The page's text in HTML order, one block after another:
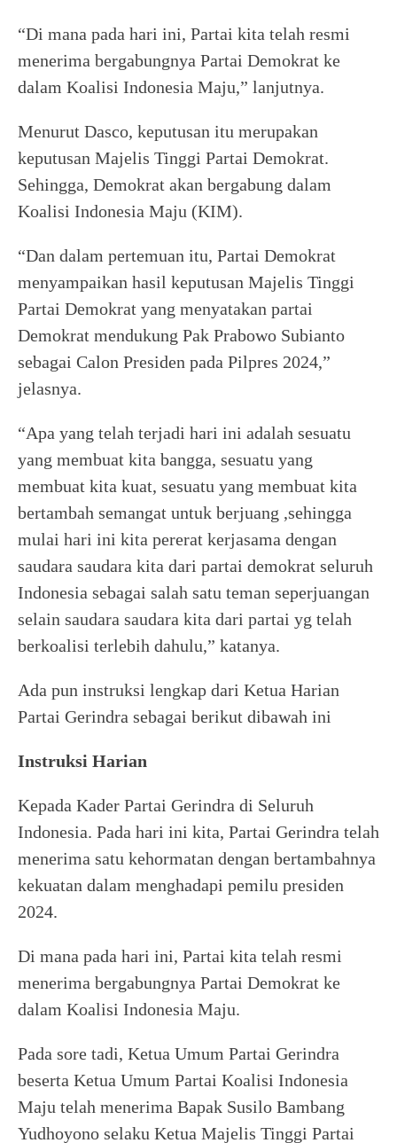
“Di mana pada hari ini, Partai kita telah resmi
menerima bergabungnya Partai Demokrat ke
dalam Koalisi Indonesia Maju,” lanjutnya.
Menurut Dasco, keputusan itu merupakan
keputusan Majelis Tinggi Partai Demokrat.
Sehingga, Demokrat akan bergabung dalam
Koalisi Indonesia Maju (KIM).
“Dan dalam pertemuan itu, Partai Demokrat
menyampaikan hasil keputusan Majelis Tinggi
Partai Demokrat yang menyatakan partai
Demokrat mendukung Pak Prabowo Subianto
sebagai Calon Presiden pada Pilpres 2024,”
jelasnya.
“Apa yang telah terjadi hari ini adalah sesuatu
yang membuat kita bangga, sesuatu yang
membuat kita kuat, sesuatu yang membuat kita
bertambah semangat untuk berjuang ,sehingga
mulai hari ini kita pererat kerjasama dengan
saudara saudara kita dari partai demokrat seluruh
Indonesia sebagai salah satu teman seperjuangan
selain saudara saudara kita dari partai yg telah
berkoalisi terlebih dahulu,” katanya.
Ada pun instruksi lengkap dari Ketua Harian
Partai Gerindra sebagai berikut dibawah ini
Instruksi Harian
Kepada Kader Partai Gerindra di Seluruh
Indonesia. Pada hari ini kita, Partai Gerindra telah
menerima satu kehormatan dengan bertambahnya
kekuatan dalam menghadapi pemilu presiden
2024.
Di mana pada hari ini, Partai kita telah resmi
menerima bergabungnya Partai Demokrat ke
dalam Koalisi Indonesia Maju.
Pada sore tadi, Ketua Umum Partai Gerindra
beserta Ketua Umum Partai Koalisi Indonesia
Maju telah menerima Bapak Susilo Bambang
Yudhoyono selaku Ketua Majelis Tinggi Partai